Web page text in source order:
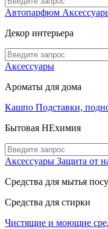
Автопарфюм
Декор интерьера
Аксессуары
Ароматы для дома
Кашпо Подставки,
Бытовая НЕхимия
Аксессуары Защита от
Средства для мытья
Средства для стирки
Чистящие и моющие